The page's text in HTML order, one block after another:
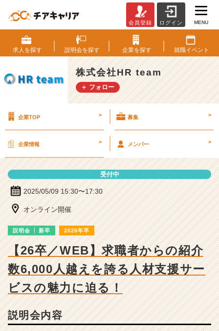
式
会
社
H
R
t
の
会
詳
細
|
ャ
ー・
成
長
企
業
か
カ
会員登録 ログイン MENU
求人を探す 説明会を探す 企業を探す 就職イベント
株式会社HR team
＋ フォロー
企業TOP > 募集 >
企業情報 > メンバー >
受付中
2025/05/09 15:30〜17:30
オンライン開催
説明会 新卒 2026年卒
【26卒／WEB】求職者からの紹介
数6,000人越えを誇る人材支援サー
ビスの魅力に迫る！
説明会内容